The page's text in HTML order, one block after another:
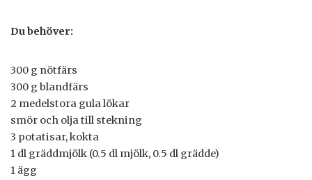
Du behöver:
300 g nötfärs
300 g blandfärs
2 medelstora gula lökar
smör och olja till stekning
3 potatisar, kokta
1 dl gräddmjölk (0.5 dl mjölk, 0.5 dl grädde)
1 ägg